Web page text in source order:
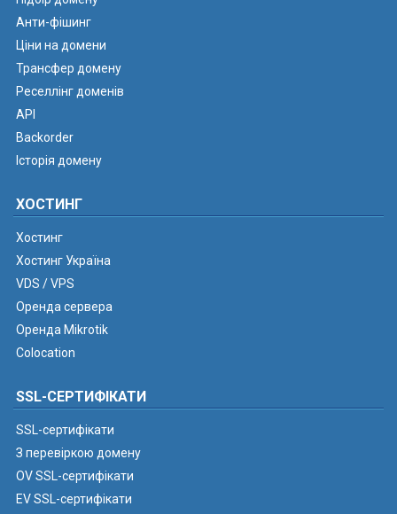
Анти-фішинг
Ціни на домени
Трансфер домену
Реселлінг доменів
API
Backorder
Історія домену
ХОСТИНГ
Хостинг
Хостинг Україна
VDS / VPS
Оренда сервера
Оренда Mikrotik
Colocation
SSL-СЕРТИФІКАТИ
SSL-сертифікати
З перевіркою домену
OV SSL-сертифікати
EV SSL-сертифікати